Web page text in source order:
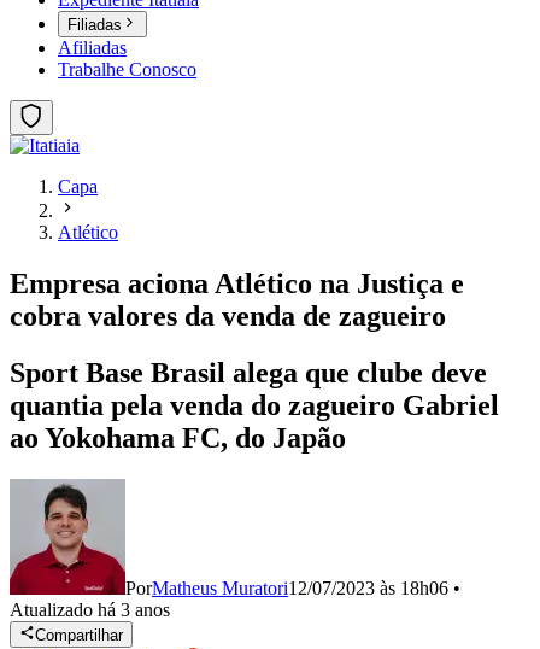
Filiadas
Afiliadas
Trabalhe Conosco
Capa
Atlético
Empresa aciona Atlético na Justiça e
cobra valores da venda de zagueiro
Sport Base Brasil alega que clube deve
quantia pela venda do zagueiro Gabriel
ao Yokohama FC, do Japão
PorMatheus Muratori12/07/2023 às 18h06 •
Atualizado há 3 anos
Compartilhar